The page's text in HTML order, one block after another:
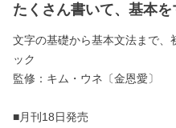
たくさん書いて、基本を
文字の基礎から基本文法まで
ック
監修：キム・ウネ〔金恩愛〕
■月刊18日発売